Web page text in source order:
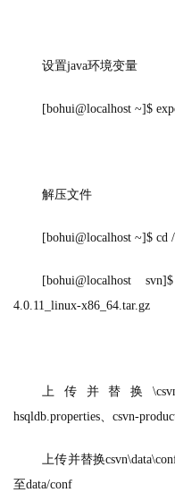
设置java环境变量
[bohui@localhost ~]$
解压文件
[bohui@localhost ~]$ cd
[bohui@localhost
4.0.11_linux-x86_64.tar.gz
上传并替换
hsqldb.properties、 csvn-
上传并替换
至data/conf